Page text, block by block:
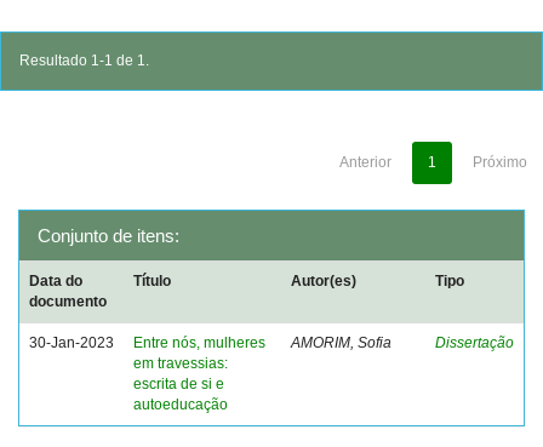
Resultado 1-1 de 1.
Anterior 1 Próximo
Conjunto de itens:
Data do
documento
Título Autor(es) Tipo
30-Jan-2023
Entre nós, mulheres
em travessias:
escrita de si e
autoeducação
AMORIM, Sofia Dissertação